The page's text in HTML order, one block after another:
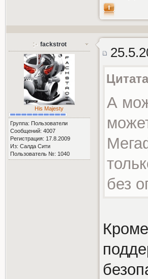
fackstrot
His Majesty
Группа: Пользователи
Сообщений: 4007
Регистрация: 17.8.2009
Из: Салда Сити
Пользователь №: 1040
А
без